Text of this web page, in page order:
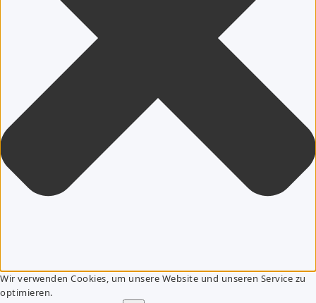
Wir verwenden Cookies, um unsere Website und unseren Service zu
optimieren.